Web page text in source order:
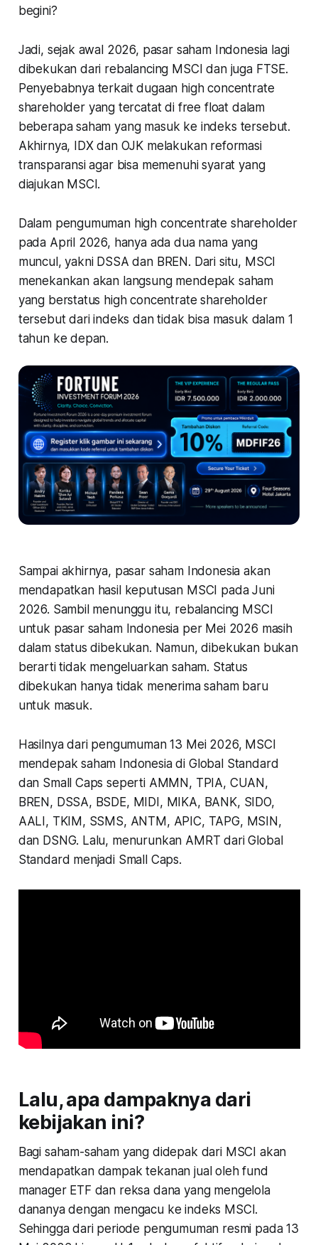
begini?
Jadi, sejak awal 2026, pasar saham Indonesia lagi
dibekukan dari rebalancing MSCI dan juga FTSE.
Penyebabnya terkait dugaan high concentrate
shareholderyang tercatat di free float dalam
beberapa saham yang masuk ke indeks tersebut.
Akhirnya, IDX dan OJK melakukan reformasi
transparansi agar bisa memenuhi syarat yang
diajukan MSCI.
Dalam pengumuman high concentrate shareholder
pada April 2026, hanya ada dua nama yang
muncul, yakni DSSA dan BREN. Dari situ, MSCI
menekankan akan langsung mendepak saham
yang berstatus high concentrate shareholder
tersebut dari indeks dan tidak bisa masuk dalam 1
tahun ke depan.
Sampai akhirnya, pasar saham Indonesia akan
mendapatkan hasil keputusan MSCI pada Juni
2026. Sambil menunggu itu, rebalancing MSCI
untuk pasar saham Indonesia per Mei 2026 masih
dalam status dibekukan. Namun, dibekukan bukan
berarti tidak mengeluarkan saham. Status
dibekukan hanya tidak menerima saham baru
untuk masuk.
Hasilnya dari pengumuman 13 Mei 2026, MSCI
mendepak saham Indonesia di Global Standard
dan Small Caps seperti AMMN, TPIA, CUAN,
BREN, DSSA, BSDE, MIDI, MIKA, BANK, SIDO,
AALI, TKIM, SSMS, ANTM, APIC, TAPG, MSIN,
dan DSNG. Lalu, menurunkan AMRT dari Global
Standard menjadi Small Caps.
Lalu, apa dampaknya dari
kebijakan ini?
Bagi saham-saham yang didepak dari MSCI akan
mendapatkan dampak tekanan jual oleh fund
manager ETF dan reksa dana yang mengelola
dananya dengan mengacu ke indeks MSCI.
Sehingga dari periode pengumuman resmi pada 13